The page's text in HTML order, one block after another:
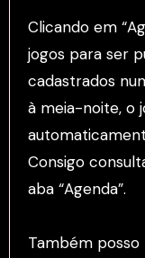
Clicando em
jogos para ser
cadastrados
à meia-noite, o
Consigo
aba “Agenda”.
Também posso